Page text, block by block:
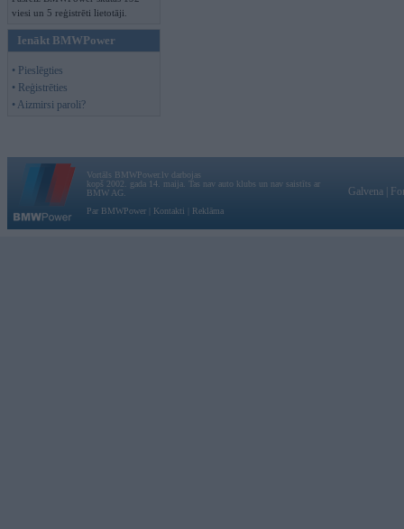
viesi un 5 reģistrēti lietotāji.
Ienākt BMWPower
• Pieslēgties
• Reģistrēties
• Aizmirsi paroli?
Vortāls BMWPower.lv darbojas
kopš 2002. gada 14. maija. Tas nav auto klubs un nav saistīts ar
BMW AG.
Par BMWPower
Kontakti Reklāma
Galvena